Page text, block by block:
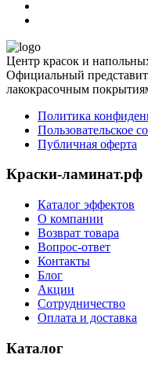
Центр красок и
Официальный
лакокрасочным
Политика
Пользовательское
Публичная оферта
Краски-ламинат.рф
Каталог эффектов
О компании
Возврат товара
Вопрос-ответ
Контакты
Блог
Акции
Сотрудничество
Оплата и доставка
Каталог